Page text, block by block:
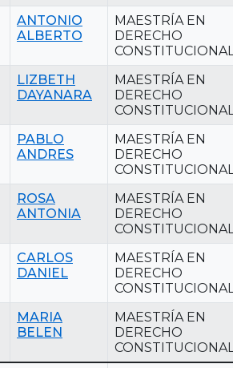
ANTONIO
ALBERTO
MAESTRÍA EN
DERECHO
LIZBETH
DAYANARA
MAESTRÍA EN
DERECHO
PABLO
ANDRES
MAESTRÍA EN
DERECHO
ROSA
ANTONIA
MAESTRÍA EN
DERECHO
CARLOS
DANIEL
MAESTRÍA EN
DERECHO
MARIA
BELEN
MAESTRÍA EN
DERECHO